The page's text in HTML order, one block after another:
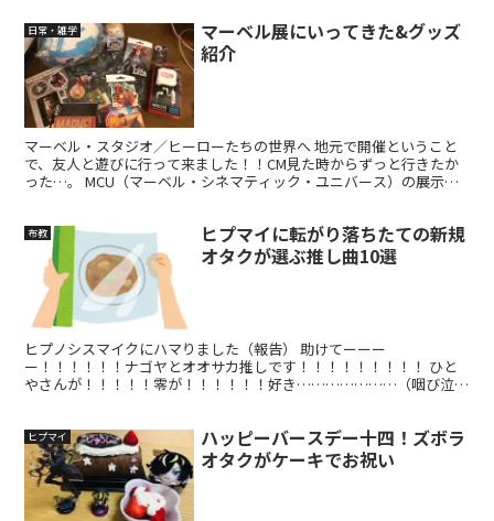
日常・雑学
マーベル展にいってきた&グッズ
紹介
マーベル・スタジオ／ヒーローたちの世界へ 地元で開催ということ
で、友人と遊びに行って来ました！！CM見た時からずっと行きたか
った…。 MCU（マーベル・シネマティック・ユニバース）の展示と
布教
ヒプマイに転がり落ちたての新規
オタクが選ぶ推し曲10選
ヒプノシスマイクにハマりました（報告） 助けてーーー
ー！！！！！！ナゴヤとオオサカ推しです！！！！！！！！！ ひと
やさんが！！！！！零が！！！！！！好き…………………（咽び泣く
ヒプマイ
ハッピーバースデー十四！ズボラ
オタクがケーキでお祝い